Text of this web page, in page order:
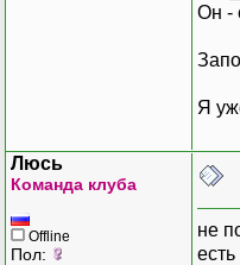
Он -
Я
Люсь
Команда клуба
Offline
Пол:
не